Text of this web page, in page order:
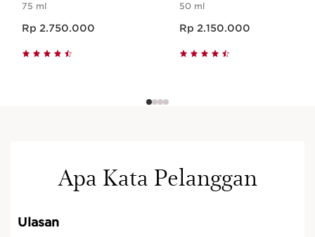
75 ml
Rp 2.750.000
Expert Serum
50 ml
Rp 2.150.000
Apa Kata Pelanggan